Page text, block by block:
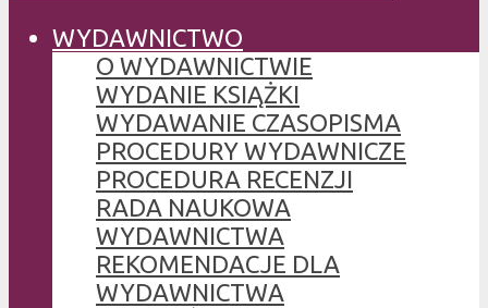
WYDAWNICTWO
O WYDAWNICTWIE
WYDANIE KSIĄŻKI
WYDAWANIE CZASOPISMA
PROCEDURY WYDAWNICZE
PROCEDURA RECENZJI
RADA NAUKOWA
WYDAWNICTWA
REKOMENDACJE DLA
WYDAWNICTWA